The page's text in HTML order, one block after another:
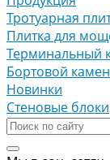
Тротуарная
Плитка для
Терминальный
Бортовой
Новинки
Стеновые блоки